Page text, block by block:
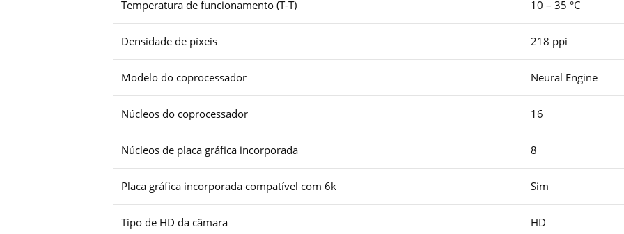
Temperatura de funcionamento (T-T) 10 – 35 °C
Densidade de píxeis 218 ppi
Modelo do coprocessador Neural Engine
Núcleos do coprocessador 16
Núcleos de placa gráfica incorporada 8
Placa gráfica incorporada compatível com 6k Sim
Tipo de HD da câmara HD